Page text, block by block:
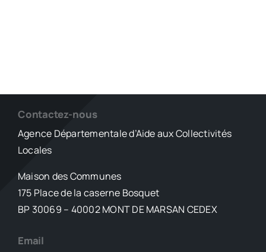
Contactez-nous
Agence Départementale d’Aide aux Collectivités
Locales
Maison des Communes
175 Place de la caserne Bosquet
BP 30069 – 40002 MONT DE MARSAN CEDEX
Email